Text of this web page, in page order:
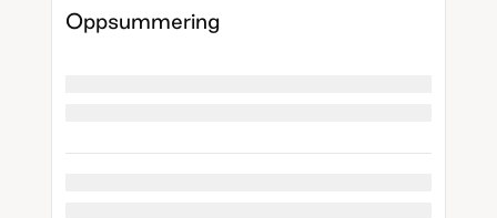
Oppsummering